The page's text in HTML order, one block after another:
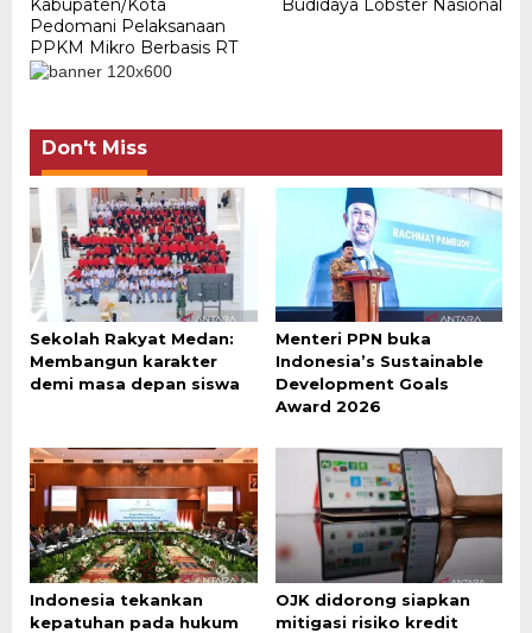
Kabupaten/Kota
Pedomani Pelaksanaan
PPKM Mikro Berbasis RT
Budidaya Lobster Nasional
Don't Miss
Sekolah Rakyat Medan:
Membangun karakter
demi masa depan siswa
Menteri PPN buka
Indonesia’s Sustainable
Development Goals
Award 2026
Indonesia tekankan
kepatuhan pada hukum
OJK didorong siapkan
mitigasi risiko kredit